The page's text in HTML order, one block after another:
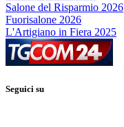
Salone del Risparmio 2026
Fuorisalone 2026
L'Artigiano in Fiera 2025
Seguici su